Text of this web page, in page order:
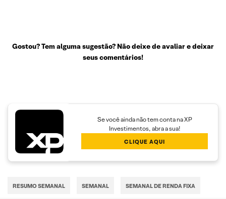
Gostou? Tem alguma sugestão? Não deixe de avaliar e deixar
seus comentários!
Se você ainda não tem conta na XP
Investimentos, abra a sua!
CLIQUE AQUI
RESUMO SEMANAL SEMANAL SEMANAL DE RENDA FIXA